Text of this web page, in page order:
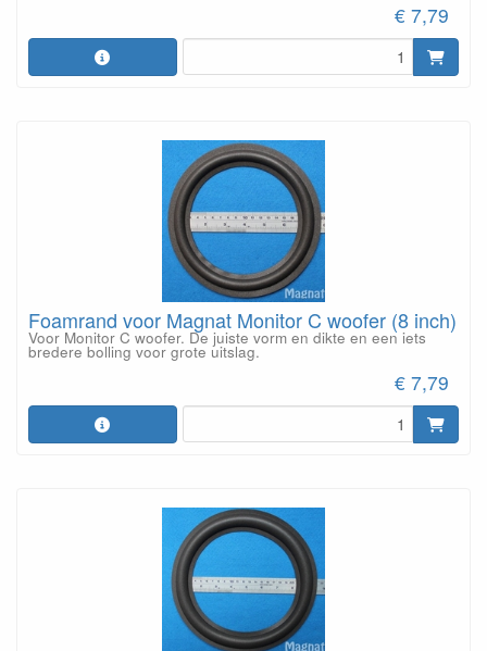
€ 7,79
Foamrand voor Magnat Monitor C woofer (8 inch)
Voor Monitor C woofer. De juiste vorm en dikte en een iets
bredere bolling voor grote uitslag.
€ 7,79